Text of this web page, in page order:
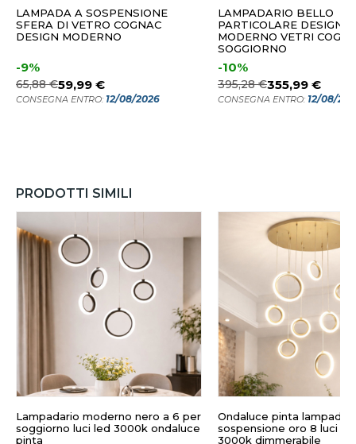
LAMPADA A SOSPENSIONE
SFERA DI VETRO COGNAC
DESIGN MODERNO
-9%
65,88 €59,99 €
CONSEGNA ENTRO: 12/08/2026
LAMPADARIO BELLO
PARTICOLARE DESIGN
MODERNO VETRI
SOGGIORNO
-10%
395,28 €355,99 €
CONSEGNA ENTRO: 12/08/
PRODOTTI SIMILI
Lampadario moderno nero a 6 per
soggiorno luci led 3000k ondaluce
pinta
Ondaluce pinta
sospensione oro 8 luci
3000k dimmerabile